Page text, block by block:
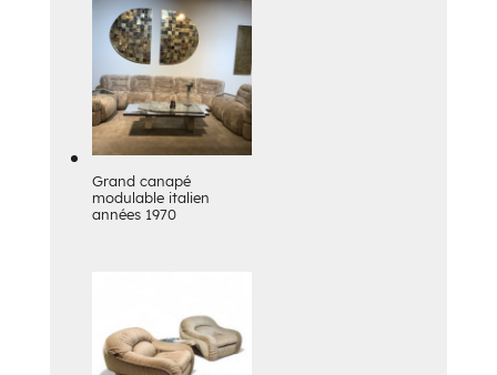
Grand canapé
modulable italien
années 1970